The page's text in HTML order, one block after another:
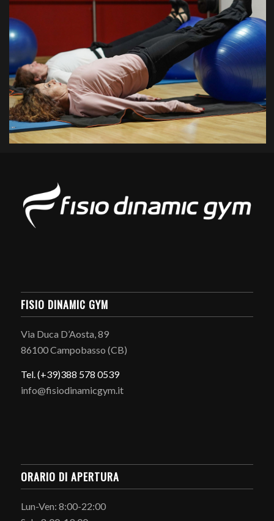
FISIO DINAMIC GYM
Via Duca D’Aosta, 89
86100 Campobasso (CB)
Tel. (+39)388 578 0539
info@fisiodinamicgym.it
ORARIO DI APERTURA
Lun-Ven: 8:00-22:00